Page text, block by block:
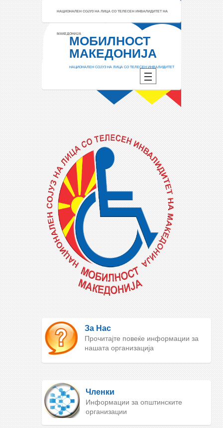
НАЦИОНАЛЕН СОЈУЗ НА ЛИЦА СО ТЕЛЕСЕН ИНВАЛИДИТЕТ НА
МАКЕДОНИЈА
МОБИЛНОСТ
МАКЕДОНИЈА
НАЦИОНАЛЕН СОЈУЗ НА ЛИЦА СО ТЕЛЕСЕН ИНВАЛИДИТЕТ
За Нас
Прочитајте повеќе информации за
нашата организација
Членки
Информации за општинските
организации